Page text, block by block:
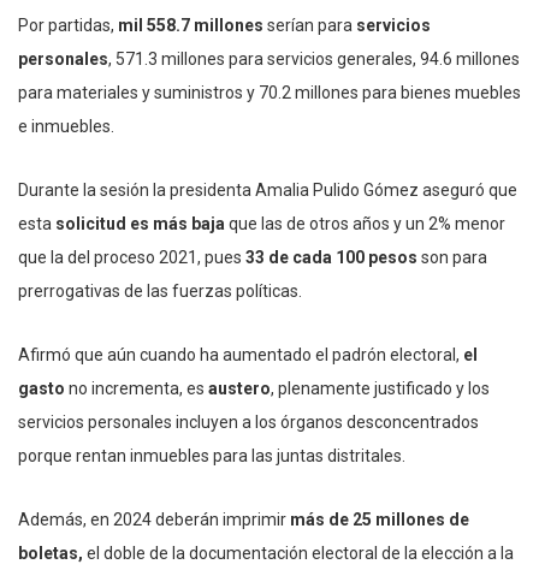
Por partidas, mil 558.7 millones serían para servicios
personales, 571.3 millones para servicios generales, 94.6 millones
para materiales y suministros y 70.2 millones para bienes muebles
e inmuebles.
Durante la sesión la presidenta Amalia Pulido Gómez aseguró que
esta solicitud es más bajaque las de otros años y un 2% menor
que la del proceso 2021, pues 33 de cada 100 pesos son para
prerrogativas de las fuerzas políticas.
Afirmó que aún cuando ha aumentado el padrón electoral, el
gasto no incrementa, es austero, plenamente justificado y los
servicios personales incluyen a los órganos desconcentrados
porque rentan inmuebles para las juntas distritales.
Además, en 2024 deberán imprimir más de 25 millones de
boletas, el doble de la documentación electoral de la elección a la